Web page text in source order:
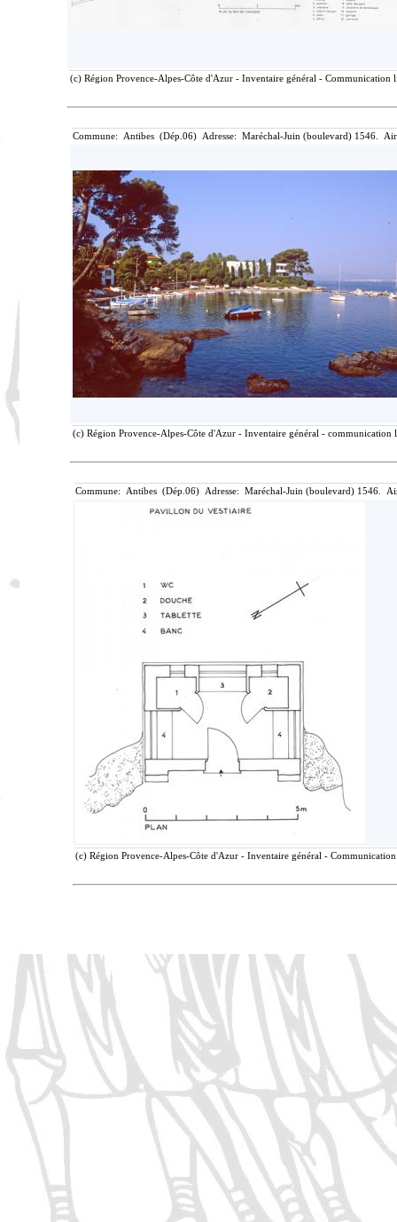
(c) Région Provence-Alpes-Côte d'Azur - Inventaire général - Communication
Commune: Antibes (Dép.06) Adresse: Maréchal-Juin (boulevard) 1546.
(c) Région Provence-Alpes-Côte d'Azur - Inventaire général -
Commune: Antibes (Dép.06) Adresse: Maréchal-Juin (boulevard) 1546.
(c) Région Provence-Alpes-Côte d'Azur - Inventaire général -